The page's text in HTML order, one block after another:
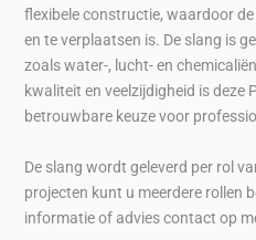
flexibele constructie, waardoor
en te verplaatsen is. De slang is
zoals water-, lucht- en
kwaliteit en veelzijdigheid is deze
betrouwbare keuze voor
De slang wordt geleverd per rol
projecten kunt u meerdere rollen
informatie of advies contact op